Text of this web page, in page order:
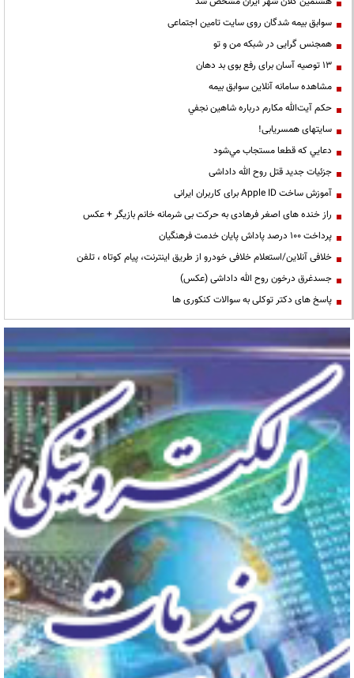
سوابق بیمه شدگان روی سایت تامین اجتماعی
همجنس گرایی در شبکه من و تو
13 توصیه آسان برای رفع بوی بد دهان
مشاهده سامانه آنلاين سوابق بیمه
حكم آيت‌الله مكارم درباره شاهين نجفي
سایتهای همسریابی!
دعايي كه قطعا مستجاب مي‌شود
جزئیات جدید قتل روح الله داداشی
آموزش ساخت Apple ID برای کاربران ایرانی
راز خنده های اصغر فرهادی به حرکت بی شرمانه خانم بازیگر + عکس
پرداخت ۱۰۰ درصد پاداش پایان خدمت فرهنگیان
خلافی آنلاین/استعلام خلافی خودرو از طریق اینترنت، پیام کوتاه ، تلفن
جسدغرق درخون روح الله داداشی (عکس)
پاسخ های دکتر توکلی به سوالات کنکوری ها